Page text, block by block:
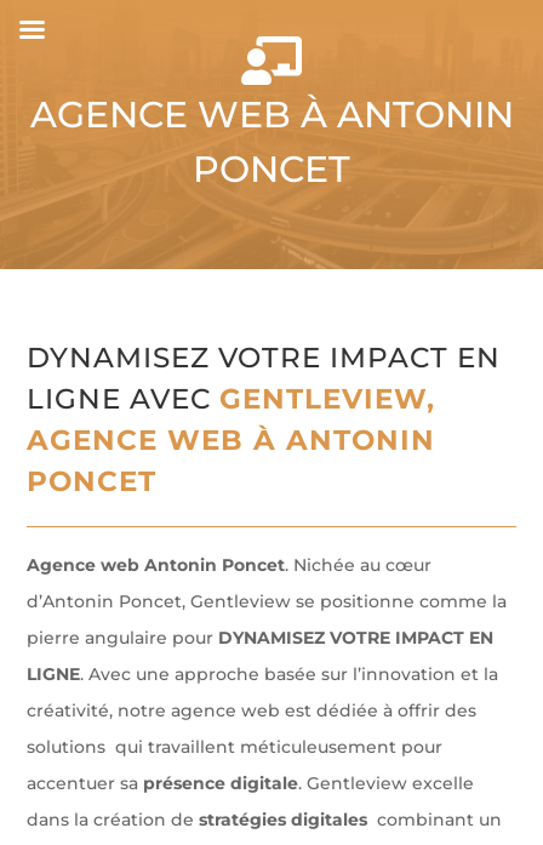

AGENCE WEB À ANTONIN
PONCET
DYNAMISEZ VOTRE IMPACT EN
LIGNE AVEC GENTLEVIEW,
AGENCE WEB À ANTONIN
PONCET
Agence web Antonin Poncet. Nichée au cœur
d’Antonin Poncet, Gentleview se positionne comme la
pierre angulaire pour DYNAMISEZ VOTRE IMPACT EN
LIGNE. Avec une approche basée sur l’innovation et la
créativité, notre agence web est dédiée à offrir des
solutions qui travaillent méticuleusement pour
accentuer sa présence digitale. Gentleview excelle
dans la création destratégies digitales combinant un